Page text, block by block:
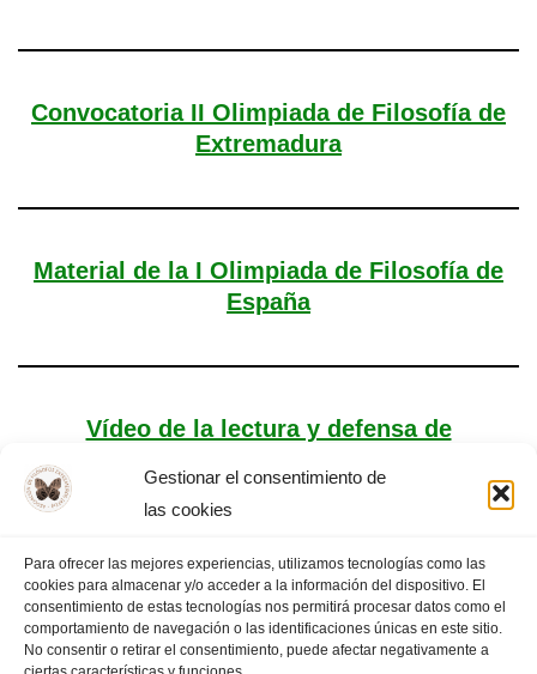
Gestionar el consentimiento de
las cookies
Para ofrecer las mejores experiencias, utilizamos tecnologías como las
cookies para almacenar y/o acceder a la información del dispositivo. El
consentimiento de estas tecnologías nos permitirá procesar datos como el
comportamiento de navegación o las identificaciones únicas en este sitio.
No consentir o retirar el consentimiento, puede afectar negativamente a
Convocatoria II Olimpiada de Filosofía de
Extremadura
Material de la I Olimpiada de Filosofía de
España
Vídeo de la lectura y defensa de
« PÁGINA
ANTERIOR
1 … 10 11
12 13
PÁGINA
SIGUIENTE »